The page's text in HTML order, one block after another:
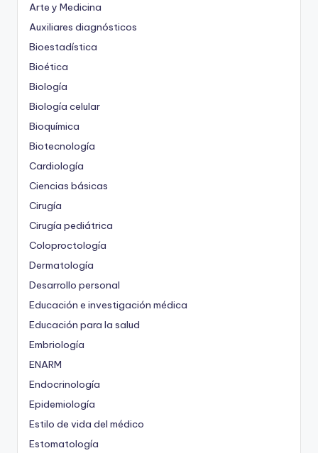
Arte y Medicina
Auxiliares diagnósticos
Bioestadística
Bioética
Biología
Biología celular
Bioquímica
Biotecnología
Cardiología
Ciencias básicas
Cirugía
Cirugía pediátrica
Coloproctología
Dermatología
Desarrollo personal
Educación e investigación médica
Educación para la salud
Embriología
ENARM
Endocrinología
Epidemiología
Estilo de vida del médico
Estomatología